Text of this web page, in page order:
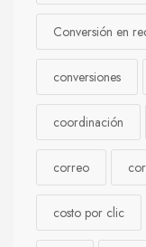
Conversión en
conversiones
coordinación
correo
costo por clic